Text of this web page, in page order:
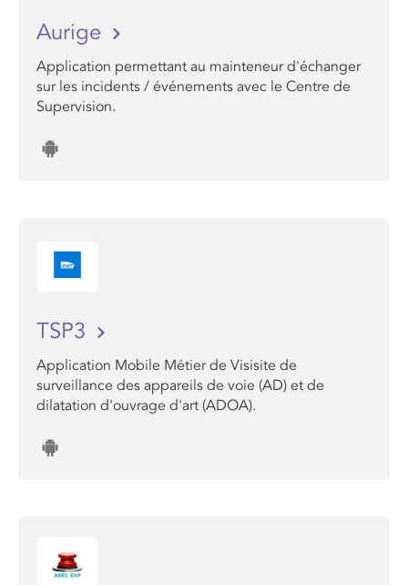
Aurige
Application permettant au mainteneur d'échanger
sur les incidents / événements avec le Centre de
Supervision.
TSP3
Application Mobile Métier de Visisite de
surveillance des appareils de voie (AD) et de
dilatation d'ouvrage d'art (ADOA).